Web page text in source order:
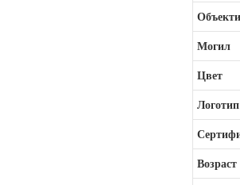
Могил
Цвет
Логотип
Возраст